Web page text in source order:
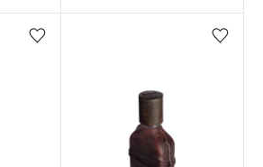
Favorilere ekle/çıkar Favorilere ekle/çıkar